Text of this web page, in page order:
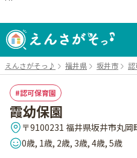
えんさがそっ♪ 福井県 坂井市 認
認可保育園
霞幼保園
〒9100231 福井県坂井市丸
0歳, 1歳, 2歳, 3歳, 4歳, 5歳